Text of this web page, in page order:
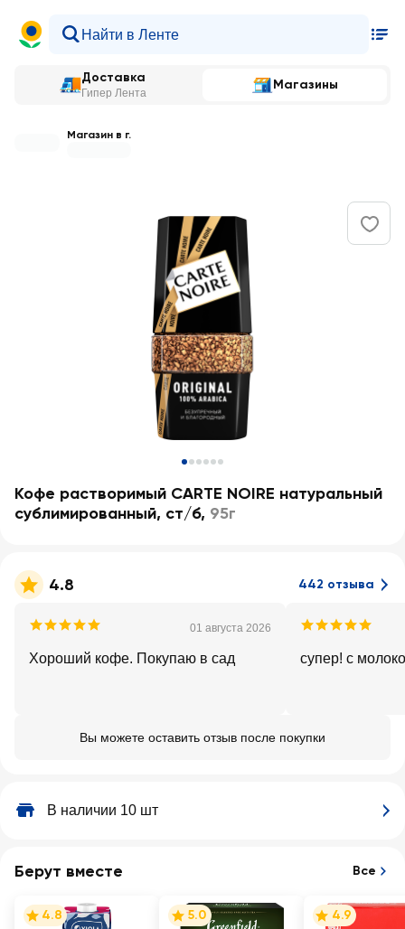
Доставка
Гипер Лента
Магазины
Магазин в г.
Кофе растворимый CARTE NOIRE натуральный
сублимированный, ст/б, 95г
4.8 442 отзыва
01 августа 2026
Хороший кофе. Покупаю в сад супер! с
Вы можете оставить отзыв после покупки
В наличии 10 шт
Берут вместе Все
4.8 5.0 4.9